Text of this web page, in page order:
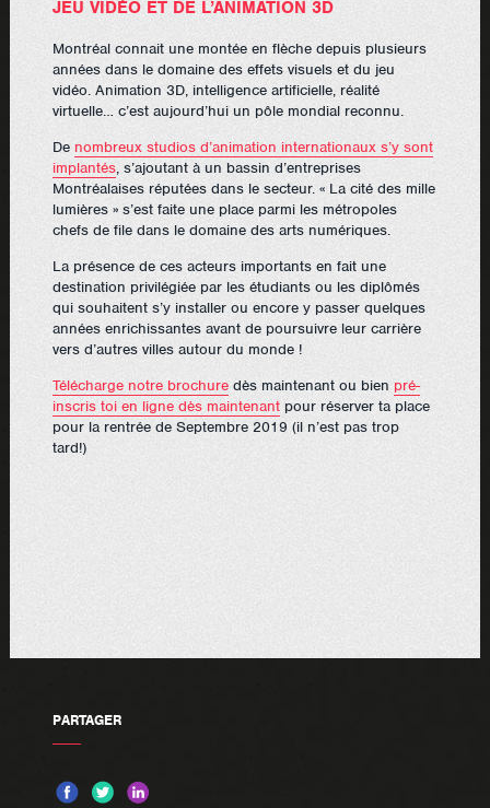
JEU VIDÉO ET DE L’ANIMATION 3D
Montréal connait une montée en flèche depuis plusieurs
années dans le domaine des effets visuels et du jeu
vidéo. Animation 3D, intelligence artificielle, réalité
virtuelle… c’est aujourd’hui un pôle mondial reconnu.
Denombreux studios d’animation internationaux s’y sont
implantés, s’ajoutant à un bassin d’entreprises
Montréalaises réputées dans le secteur. « La cité des mille
lumières » s’est faite une place parmi les métropoles
chefs de file dans le domaine des arts numériques.
La présence de ces acteurs importants en fait une
destination privilégiée par les étudiants ou les diplômés
qui souhaitent s’y installer ou encore y passer quelques
années enrichissantes avant de poursuivre leur carrière
vers d’autres villes autour du monde !
Télécharge notre brochure dès maintenant ou bien pré-
inscris toi en ligne dès maintenant pour réserver ta place
pour la rentrée de Septembre 2019 (il n’est pas trop
tard!)
PARTAGER